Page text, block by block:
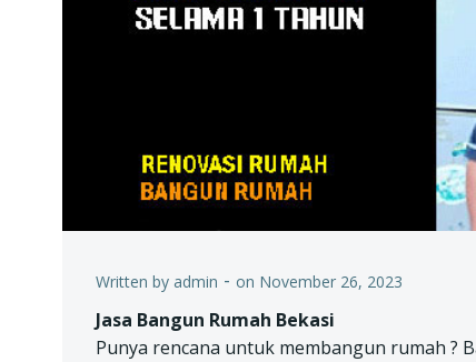
Written by admin - on November 26, 2023
Jasa Bangun Rumah Bekasi
Punya rencana untuk membangun rumah ?